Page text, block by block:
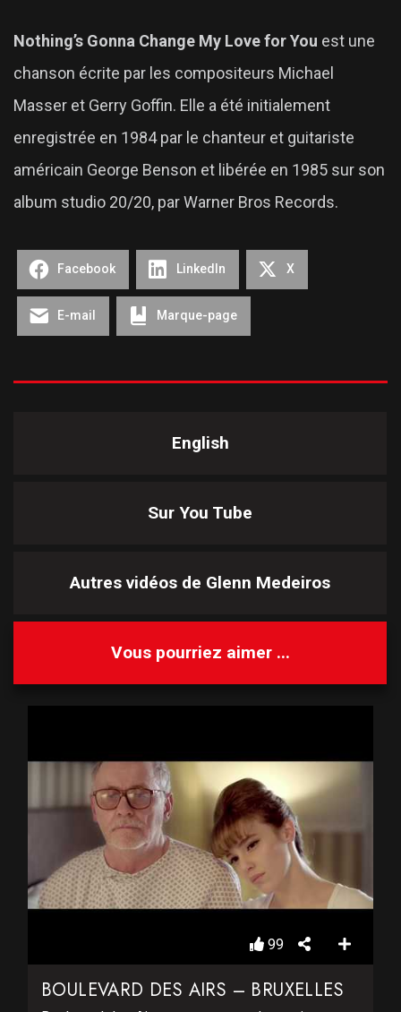
Nothing’s Gonna Change My Love for You est une
chanson écrite par les compositeurs Michael
Masser et Gerry Goffin. Elle a été initialement
enregistrée en 1984 par le chanteur et guitariste
américain George Benson et libérée en 1985 sur son
album studio 20/20, par Warner Bros Records.
Facebook LinkedIn X
E-mail Marque-page
English
Sur You Tube
Autres vidéos de Glenn Medeiros
Vous pourriez aimer ...
99
BOULEVARD DES AIRS – BRUXELLES